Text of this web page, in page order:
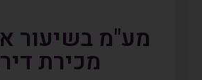
מע"מ בשיעור
מכירת